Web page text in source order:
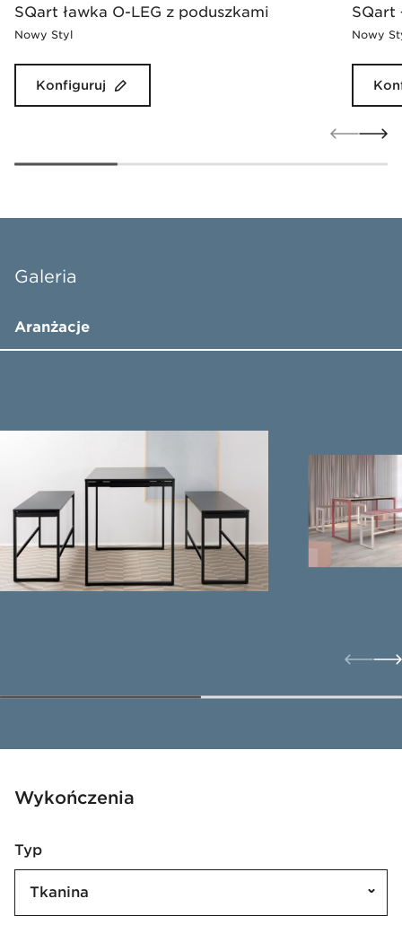
SQart ławka O-LEG z poduszkami
Nowy Styl
Konfiguruj
SQart
Nowy
Galeria
Aranżacje
Wykończenia
Typ
Tkanina